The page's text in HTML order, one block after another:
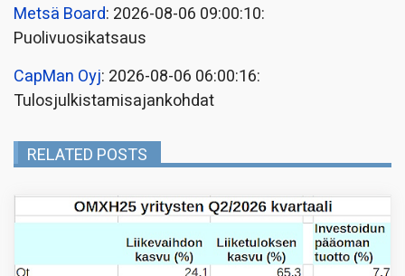
Metsä Board: 2026-08-06 09:00:10:
Puolivuosikatsaus
CapMan Oyj: 2026-08-06 06:00:16:
Tulosjulkistamisajankohdat
RELATED POSTS